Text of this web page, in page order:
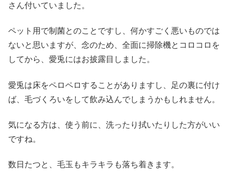
さん付いていました。
ペット用で制菌とのことですし、何かすごく悪いものでは
ないと思いますが、念のため、全面に掃除機とコロコロを
してから、愛兎にはお披露目しました。
愛兎は床をペロペロすることがありますし、足の裏に付け
ば、毛づくろいをして飲み込んでしまうかもしれません。
気になる方は、使う前に、洗ったり拭いたりした方がいい
ですね。
数日たつと、毛玉もキラキラも落ち着きます。